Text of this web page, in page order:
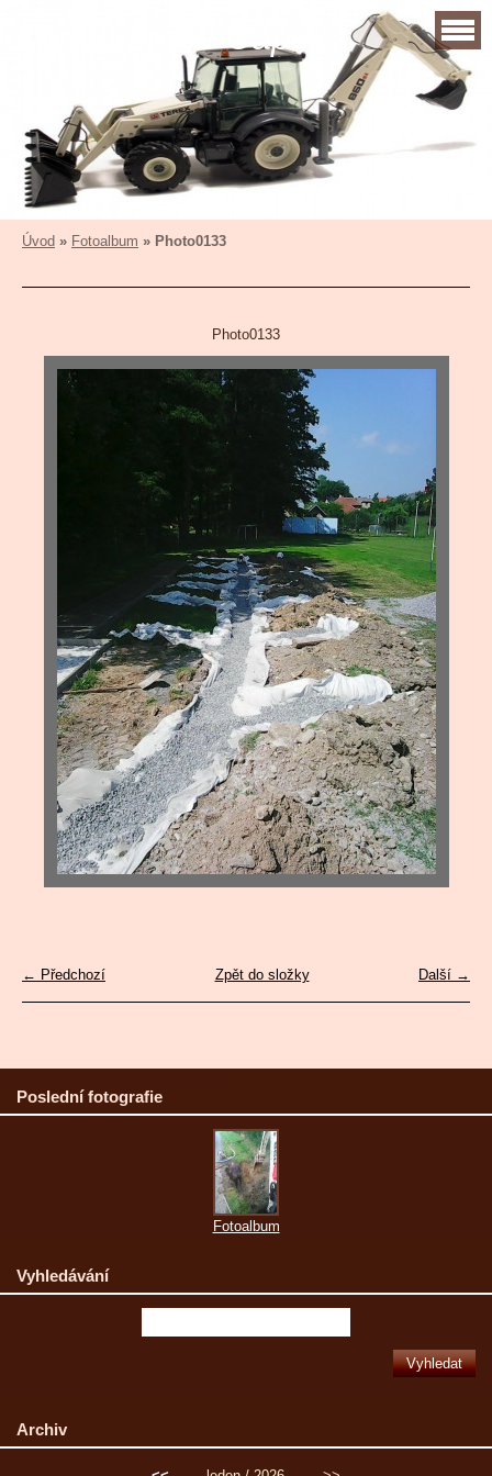
Zemní práce Čapek
Úvod » Fotoalbum » Photo0133
Photo0133
← Předchozí Další →
Zpět do složky
Poslední fotografie
Fotoalbum
Vyhledávání
Archiv